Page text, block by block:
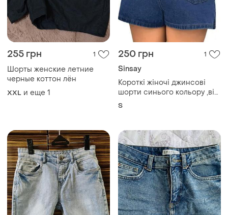
255 грн 1
Шорты женские летние
черные коттон лён
XXL и еще 1
250 грн 1
Sinsay
Короткі жіночі джинсові
шорти синього кольору ,від
бренду sinsay, розмір s.
S